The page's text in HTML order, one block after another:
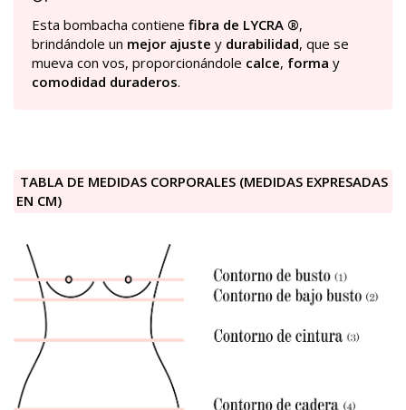
Esta bombacha contiene fibra de LYCRA ®,
brindándole un mejor ajuste y durabilidad, que se
mueva con vos, proporcionándole calce, forma y
comodidad duraderos.
TABLA DE MEDIDAS CORPORALES (MEDIDAS EXPRESADAS
EN CM)